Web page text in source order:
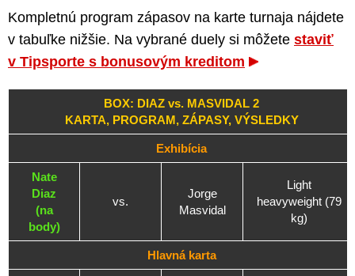
Kompletnú program zápasov na karte turnaja nájdete
v tabuľke nižšie. Na vybrané duely si môžete staviť
v Tipsporte s bonusovým kreditom
BOX: DIAZ vs. MASVIDAL 2
KARTA, PROGRAM, ZÁPASY, VÝSLEDKY
Exhibícia
Nate
Diaz
(na
body)
vs.
Jorge
Masvidal
Light
heavyweight (79
kg)
Hlavná karta